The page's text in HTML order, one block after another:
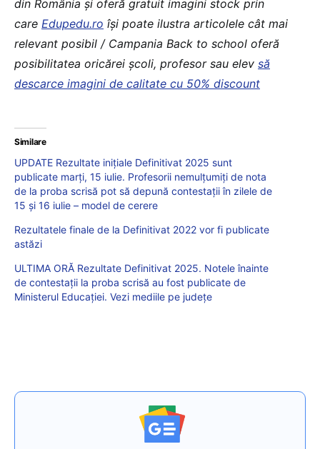
din România şi oferă gratuit imagini stock prin
care Edupedu.ro îşi poate ilustra articolele cât mai
relevant posibil / Campania Back to school oferă
posibilitatea oricărei școli, profesor sau elev să
descarce imagini de calitate cu 50% discount
Similare
UPDATE Rezultate inițiale Definitivat 2025 sunt
publicate marți, 15 iulie. Profesorii nemulțumiți de nota
de la proba scrisă pot să depună contestații în zilele de
15 și 16 iulie – model de cerere
Rezultatele finale de la Definitivat 2022 vor fi publicate
astăzi
ULTIMA ORĂ Rezultate Definitivat 2025. Notele înainte
de contestații la proba scrisă au fost publicate de
Ministerul Educației. Vezi mediile pe județe